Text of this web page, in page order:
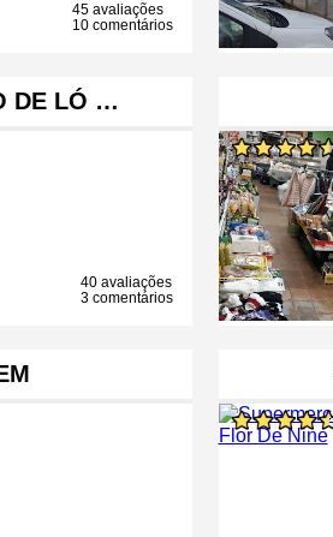
45 avaliações
10 comentários
DE LÓ …
40 avaliações
3 comentários